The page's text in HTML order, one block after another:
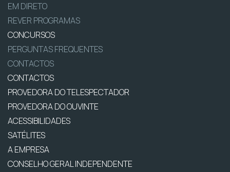
EM DIRETO
REVER PROGRAMAS
CONCURSOS
PERGUNTAS FREQUENTES
CONTACTOS
CONTACTOS
PROVEDORA DO TELESPECTADOR
PROVEDORA DO OUVINTE
ACESSIBILIDADES
SATÉLITES
A EMPRESA
CONSELHO GERAL INDEPENDENTE